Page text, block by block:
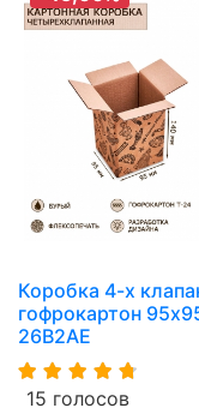
Коробка 4-х
гофрокартон
26B2AE
15 голосов